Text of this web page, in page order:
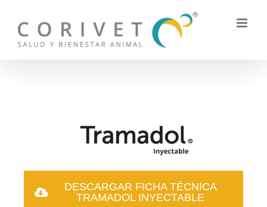
DESCARGAR FICHA TÉCNICA
TRAMADOL INYECTABLE